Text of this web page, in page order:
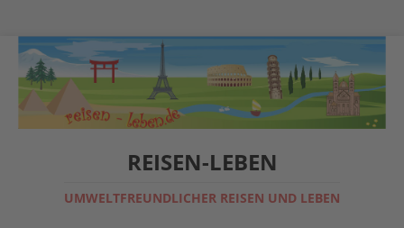
REISEN-LEBEN
UMWELTFREUNDLICHER REISEN UND LEBEN